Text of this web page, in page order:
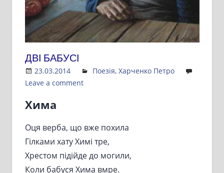
ДВІ БАБУСІ
23.03.2014 Admin
Поезія, Харченко Петро
Leave a comment
Хима
Оця верба, що вже похила
Гілками хату Химі тре,
Хрестом підійде до могили,
Коли бабуся Хима вмре.